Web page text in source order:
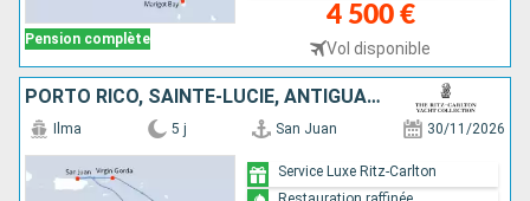
Pension complète
4 500 €
Vol disponible
PORTO RICO, SAINTE-LUCIE, ANTIGUA-ET-BARBUDA, VIRGIN GORDA
Ilma 5 j San Juan 30/11/2026
Service Luxe Ritz-Carlton